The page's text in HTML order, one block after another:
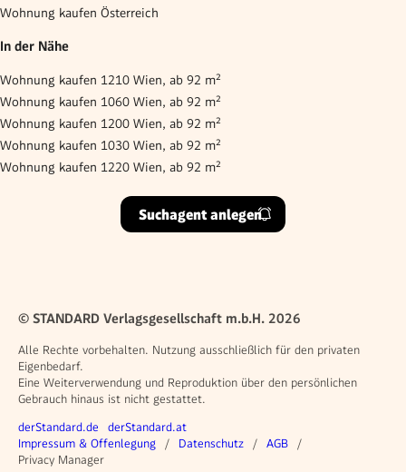
Wohnung kaufen Österreich
In der Nähe
Wohnung kaufen 1210 Wien, ab 92 m²
Wohnung kaufen 1060 Wien, ab 92 m²
Wohnung kaufen 1200 Wien, ab 92 m²
Wohnung kaufen 1030 Wien, ab 92 m²
Wohnung kaufen 1220 Wien, ab 92 m²
Suchagent anlegen
© STANDARD Verlagsgesellschaft m.b.H. 2026
Alle Rechte vorbehalten. Nutzung ausschließlich für den privaten
Eigenbedarf.
Eine Weiterverwendung und Reproduktion über den persönlichen
Gebrauch hinaus ist nicht gestattet.
Weitere Angebote
derStandard.de derStandard.at
Rechtliches
Impressum & Offenlegung Datenschutz
AGB
Privacy Manager